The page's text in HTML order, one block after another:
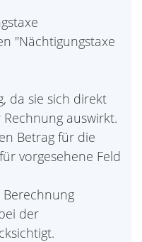
"Nächtigungstaxe
da sie sich direkt
auswirkt.
Betrag für die
vorgesehene Feld
der